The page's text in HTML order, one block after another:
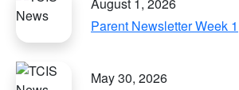
Parent Newsletter Week 1
May 30, 2026